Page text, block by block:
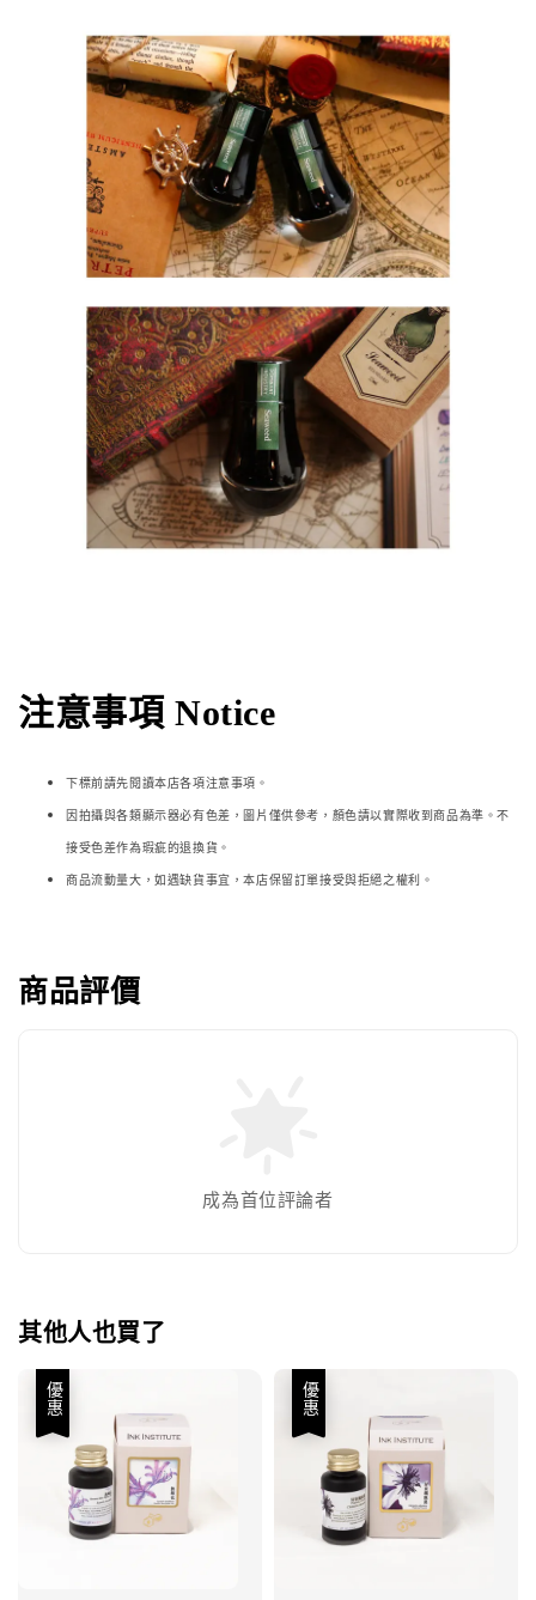
注意事項 Notice
下標前請先閱讀本店各項注意事項。
因拍攝與各類顯示器必有色差，圖片僅供參考，顏色請以實際收到商品為準。不
接受色差作為瑕疵的退換貨。
商品流動量大，如遇缺貨事宜，本店保留訂單接受與拒絕之權利。
商品評價
成為首位評論者
其他人也買了
優惠 優惠